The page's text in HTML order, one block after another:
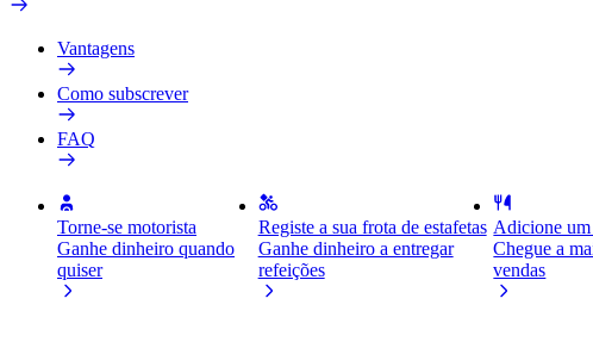
Vantagens
Como subscrever
FAQ
Torne-se motorista
Ganhe dinheiro quando
quiser
Registe a sua frota de estafetas
Ganhe dinheiro a entregar
refeições
Adicione um
Chegue a
vendas